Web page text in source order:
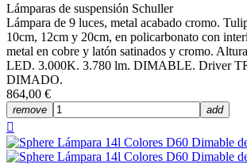
Lámparas de suspensión Schuller
Lámpara de 9 luces, metal acabado cromo.
10cm, 12cm y 20cm, en policarbonato con
metal en cobre y latón satinados y cromo.
LED. 3.000K. 3.780 lm. DIMABLE. Driver
DIMADO.
864,00 €
remove add
